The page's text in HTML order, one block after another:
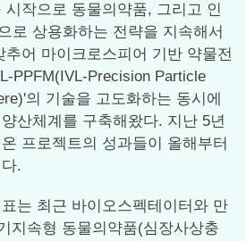
작으로 동물의약품, 그리고 인
로 상용화하는 전략을 지속해서
어 마이크로스피어 기반 약물전
PPFM(IVL-Precision Particle
의 기술을 고도화하는 동시에
산체계를 구축해왔다. 지난 5년
프로젝트의 성과들이 올해부터
.
는 최근 바이오스펙테이터와 만
지속형 동물의약품(심장사상충